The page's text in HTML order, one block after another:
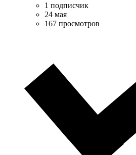
1 подписчик
24 мая
167 просмотров